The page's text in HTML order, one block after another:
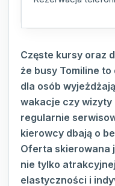
Częste kursy oraz
że busy Tomiline
dla osób
wakacje czy
regularnie
kierowcy dbają o
Oferta skierowana
nie tylko
elastyczności i